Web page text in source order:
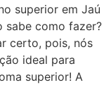
superior em Jaú
sabe como fazer?
certo, pois, nós
ideal para
superior! A